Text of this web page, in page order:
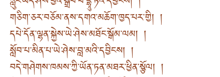
གཅིག་ཅར་བཅོམ་ནས་དགའ་མཆོག་ཁྱད་པར་གྱི། །
དཔེ་དོན་ལྷན་སྐྱེས་ཡེ་ཤེས་མཐོང་སྒོམ་ལམ། །
སློབ་པ་མིན་པ་ཡེ་ཤེས་བླ་མའི་དབྱིངས། །
བདེ་གཤེགས་ཁམས་ཀྱི་ཡོན་ཏན་མཐར་ཕྱིན་སྩོལ། །